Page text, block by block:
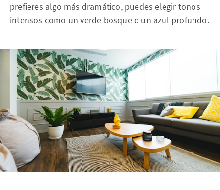
prefieres algo más dramático, puedes elegir tonos
intensos como un verde bosque o un azul profundo.